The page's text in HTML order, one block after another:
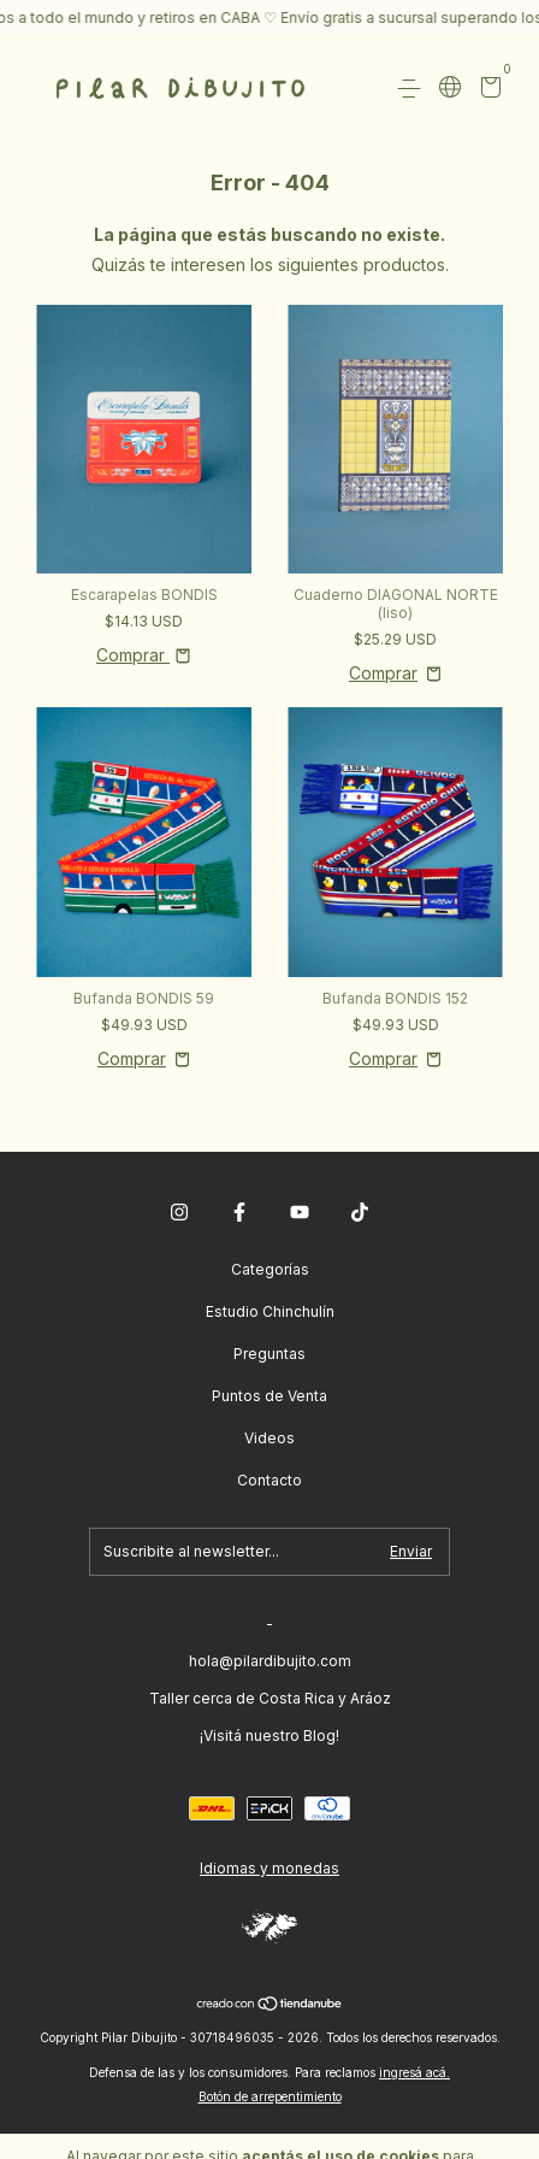
todo el mundo y retiros en CABA ♡ Envío gratis a sucursal superando
0
Error - 404
La página que estás buscando no existe.
Quizás te interesen los siguientes productos.
Escarapelas BONDIS
$14.13 USD
Comprar
Cuaderno DIAGONAL NORTE
(liso)
$25.29 USD
Bufanda BONDIS 59
$49.93 USD
Bufanda BONDIS 152
$49.93 USD
Categorías
Estudio Chinchulín
Preguntas
Puntos de Venta
Videos
Contacto
-
hola@pilardibujito.com
Taller cerca de Costa Rica y Aráoz
¡Visitá nuestro Blog!
Idiomas y monedas
Copyright Pilar Dibujito - 30718496035 - 2026. Todos los derechos reservados.
Defensa de las y los consumidores. Para reclamos ingresá acá.
Botón de arrepentimiento